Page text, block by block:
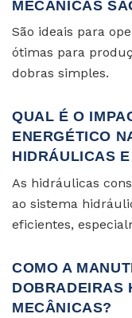
MECÂNICAS
São ideais para
ótimas para
dobras simples.
QUAL É O
ENERGÉTICO
HIDRÁULICAS
As hidráulicas
ao sistema
eficientes,
COMO A
DOBRADEIRAS
MECÂNICAS?